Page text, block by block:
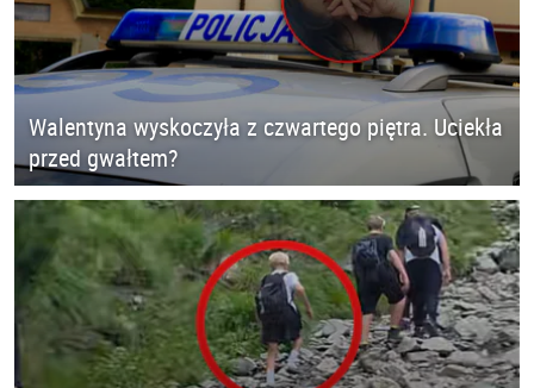
Walentyna wyskoczyła z czwartego piętra. Uciekła
przed gwałtem?